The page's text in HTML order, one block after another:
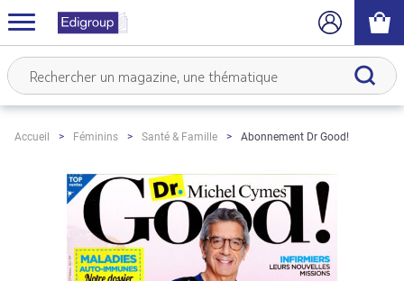
Accueil Féminins Santé & Famille Abonnement Dr Good!